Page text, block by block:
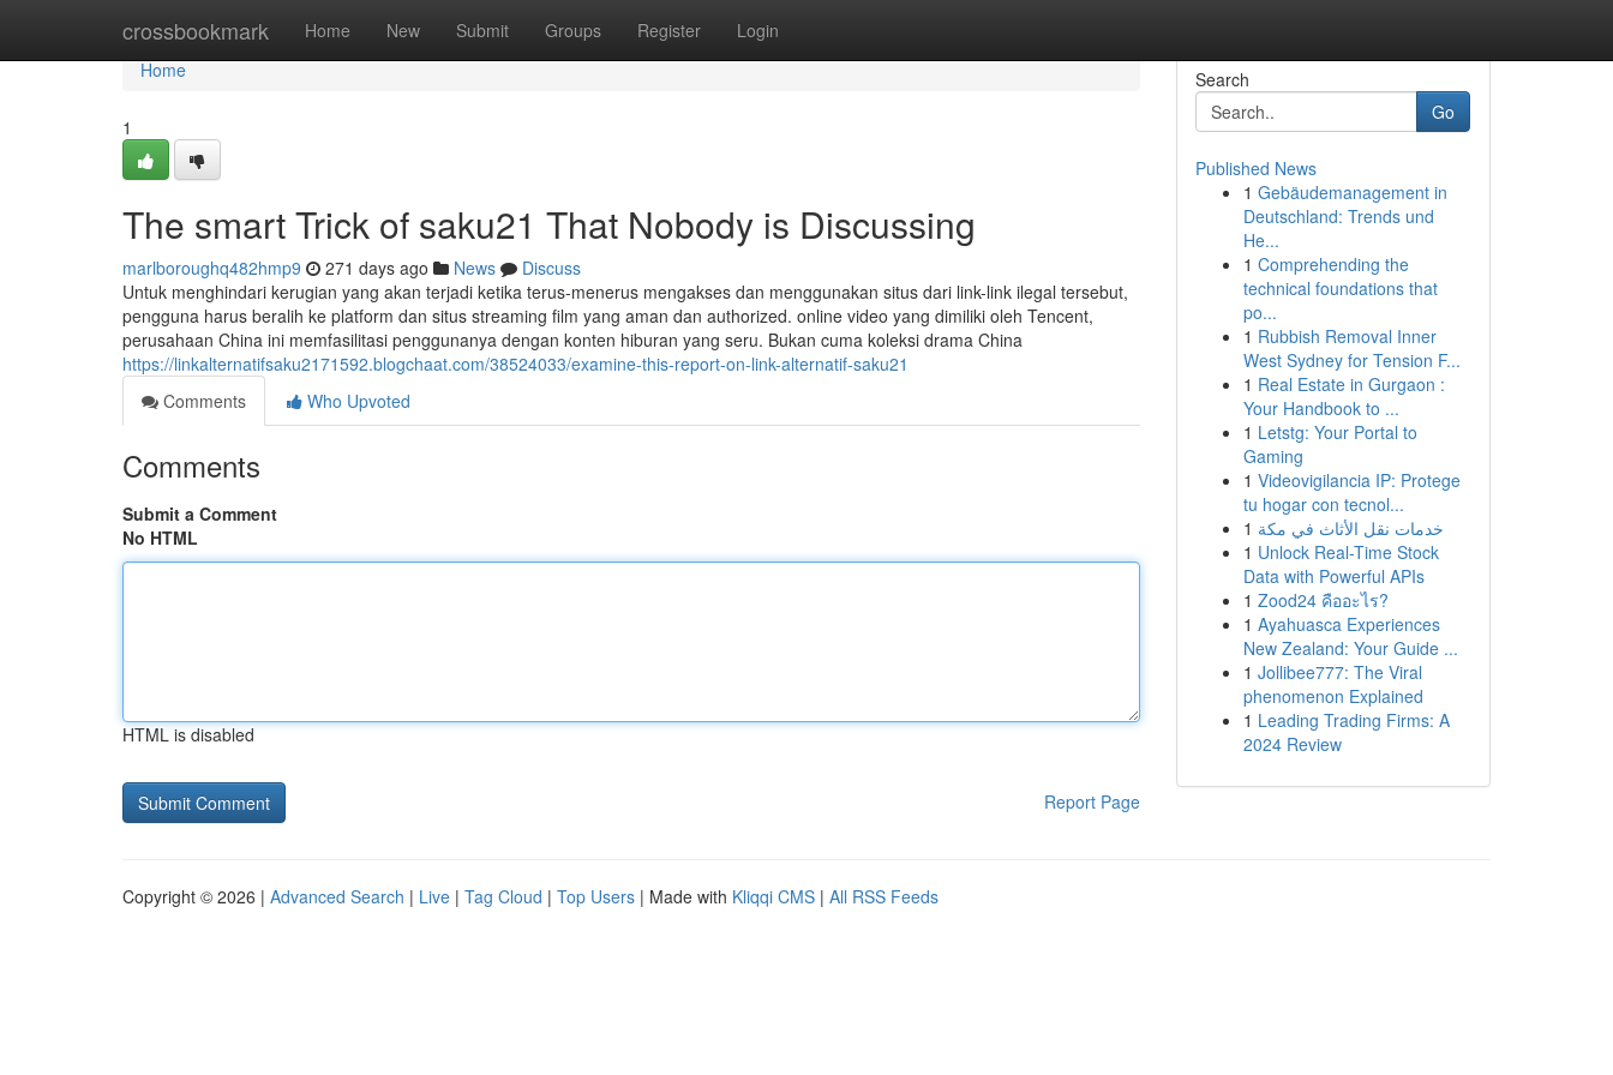
crossbookmark Home New Submit Groups Register Login
Home
Home
1
The smart Trick of saku21 That Nobody is Discussing
marlboroughq482hmp9 271 days ago News
Discuss
Untuk menghindari kerugian yang akan terjadi ketika terus-menerus mengakses dan menggunakan situs dari link-link ilegal tersebut,
pengguna harus beralih ke platform dan situs streaming film yang aman dan authorized. online video yang dimiliki oleh Tencent,
perusahaan China ini memfasilitasi penggunanya dengan konten hiburan yang seru. Bukan cuma koleksi drama China
https://linkalternatifsaku2171592.blogchaat.com/38524033/examine-this-report-on-link-alternatif-saku21
Comments
Who Upvoted
Comments
Submit a Comment
No HTML
HTML is disabled
Report Page
Search
Go
Published News
1 Gebäudemanagement in
Deutschland: Trends und
He...
1 Comprehending the
technical foundations that
po...
1 Rubbish Removal Inner
West Sydney for Tension F...
1 Real Estate in Gurgaon :
Your Handbook to ...
1 Letstg: Your Portal to
Gaming
1 Videovigilancia IP: Protege
tu hogar con tecnol...
1 خدمات نقل الأثاث في مكة
1 Unlock Real-Time Stock
Data with Powerful APIs
1 Zood24 คืออะไร?
1 Ayahuasca Experiences
New Zealand: Your Guide ...
1 Jollibee777: The Viral
phenomenon Explained
1 Leading Trading Firms: A
2024 Review
Copyright © 2026 | Advanced Search | Live | Tag Cloud | Top Users | Made with Kliqqi CMS | All RSS Feeds